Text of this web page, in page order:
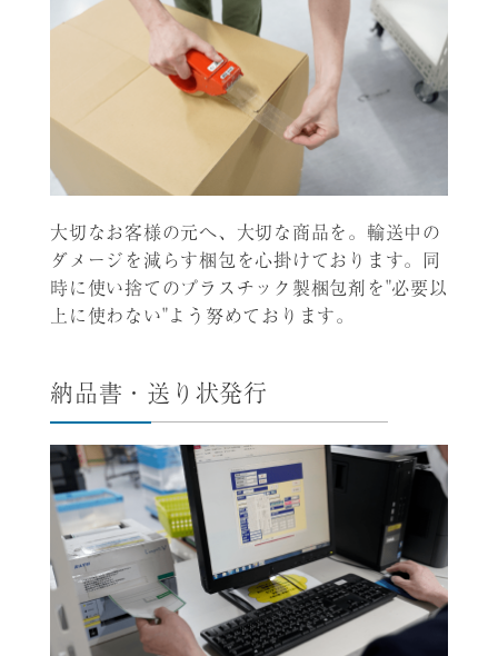
大切なお客様の元へ、大切な商品を。輸送中の
ダメージを減らす梱包を心掛けております。同
時に使い捨てのプラスチック製梱包剤を"必要以
上に使わない"よう努めております。
納品書・送り状発行